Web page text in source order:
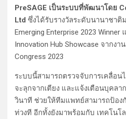
PreSAGE เป็นระบบที่พัฒนาโดย
Ltd ซึ่งได้รับรางวัลระดับนานาชาติ
Emerging Enterprise 2023 Winner
Innovation Hub Showcase จากงา
Congress 2023
ระบบนี้สามารถตรวจจับการเคลื่อ
จะลุกจากเตียง และแจ้งเตือนบุคลา
วินาที ช่วยให้ทีมแพทย์สามารถป้อง
ท่วงที อีกทั้งยังมาพร้อมกับ เทคโนโ